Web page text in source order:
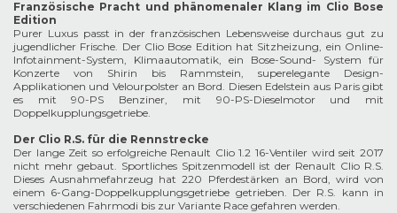
Französische Pracht und phänomenaler Klang im Clio Bose
Edition
Purer Luxus passt in der französischen Lebensweise durchaus gut zu
jugendlicher Frische. Der Clio Bose Edition hat Sitzheizung, ein Online-
Infotainment-System, Klimaautomatik, ein Bose-Sound- System für
Konzerte von Shirin bis Rammstein, superelegante Design-
Applikationen und Velourpolster an Bord. Diesen Edelstein aus Paris gibt
es mit 90-PS Benziner, mit 90-PS-Dieselmotor und mit
Doppelkupplungsgetriebe.
Der Clio R.S. für die Rennstrecke
Der lange Zeit so erfolgreiche Renault Clio 1.2 16-Ventiler wird seit 2017
nicht mehr gebaut. Sportliches Spitzenmodell ist der Renault Clio R.S.
Dieses Ausnahmefahrzeug hat 220 Pferdestärken an Bord, wird von
einem 6-Gang-Doppelkupplungsgetriebe getrieben. Der R.S. kann in
verschiedenen Fahrmodi bis zur Variante Race gefahren werden.